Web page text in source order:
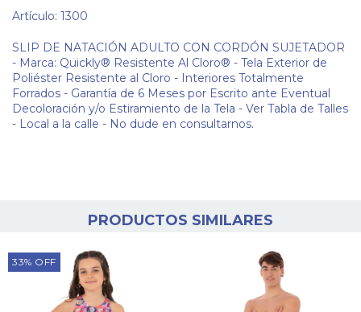
Artículo: 1300
SLIP DE NATACIÓN ADULTO CON CORDÓN SUJETADOR
- Marca: Quickly® Resistente Al Cloro® - Tela Exterior de
Poliéster Resistente al Cloro - Interiores Totalmente
Forrados - Garantía de 6 Meses por Escrito ante Eventual
Decoloración y/o Estiramiento de la Tela - Ver Tabla de Talles
- Local a la calle - No dude en consultarnos.
PRODUCTOS SIMILARES
33% OFF